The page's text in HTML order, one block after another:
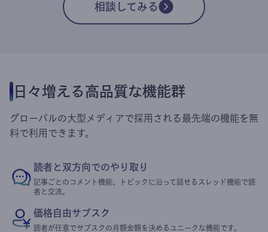
相談してみる
日々増える高品質な機能群
グローバルの大型メディアで採用される最先端の機能を無
料で利用できます。
読者と双方向でのやり取り
記事ごとのコメント機能、トピックに沿って話せるスレッド機能で読
者と交流。
価格自由サブスク
読者が任意でサブスクの月額金額を決めるユニークな機能です。